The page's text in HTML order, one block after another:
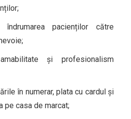
îndrumarea pacienților către
și profesionalism
în numerar, plata cu cardul și
pe casa de marcat;